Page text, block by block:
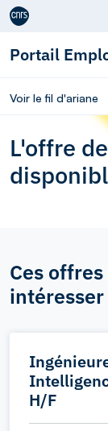
Aller au contenu
Portail
Voir le fil d'ariane
L'offre
Ces
intéresser
H/F